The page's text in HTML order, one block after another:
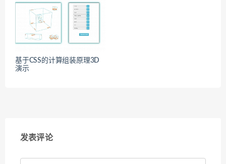
基于CSS的计算组装原理3D
演示
发表评论